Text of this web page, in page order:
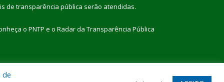
de transparência pública serão atendidas.
o PNTP e o Radar da Transparência Pública
de